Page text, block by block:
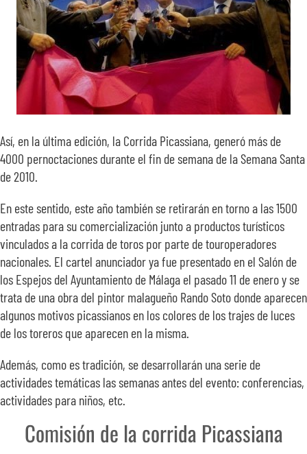
Así, en la última edición, la Corrida Picassiana, generó más de
4000 pernoctaciones durante el fin de semana de la Semana Santa
de 2010.
En este sentido, este año también se retirarán en torno a las 1500
entradas para su comercialización junto a productos turísticos
vinculados a la corrida de toros por parte de touroperadores
nacionales. El cartel anunciador ya fue presentado en el Salón de
los Espejos del Ayuntamiento de Málaga el pasado 11 de enero y se
trata de una obra del pintor malagueño Rando Soto donde aparecen
algunos motivos picassianos en los colores de los trajes de luces
de los toreros que aparecen en la misma.
Además, como es tradición, se desarrollarán una serie de
actividades temáticas las semanas antes del evento: conferencias,
actividades para niños, etc.
Comisión de la corrida Picassiana